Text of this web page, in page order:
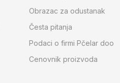
Obrazac za odustanak
Česta pitanja
Podaci o firmi Pčelar doo
Cenovnik proizvoda